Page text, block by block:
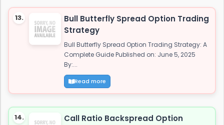
13.
Bull Butterfly Spread Option Trading
Strategy
Bull Butterfly Spread Option Trading Strategy: A
Complete Guide Published on: June 5, 2025
By:...
Read more
14.
Call Ratio Backspread Option